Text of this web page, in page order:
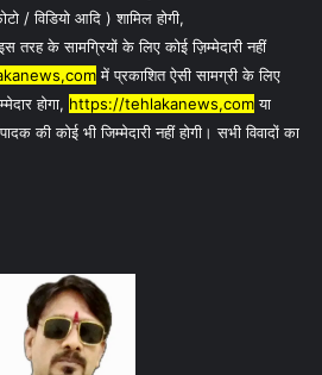
/ विडियो आदि ) शामिल होगी,
तरह के सामग्रियों के लिए कोई ज़िम्मेदारी नहीं
में प्रकाशित ऐसी सामग्री के लिए
होगा, https://tehlakanews,comया
की कोई भी जिम्मेदारी नहीं होगी। सभी विवादों का